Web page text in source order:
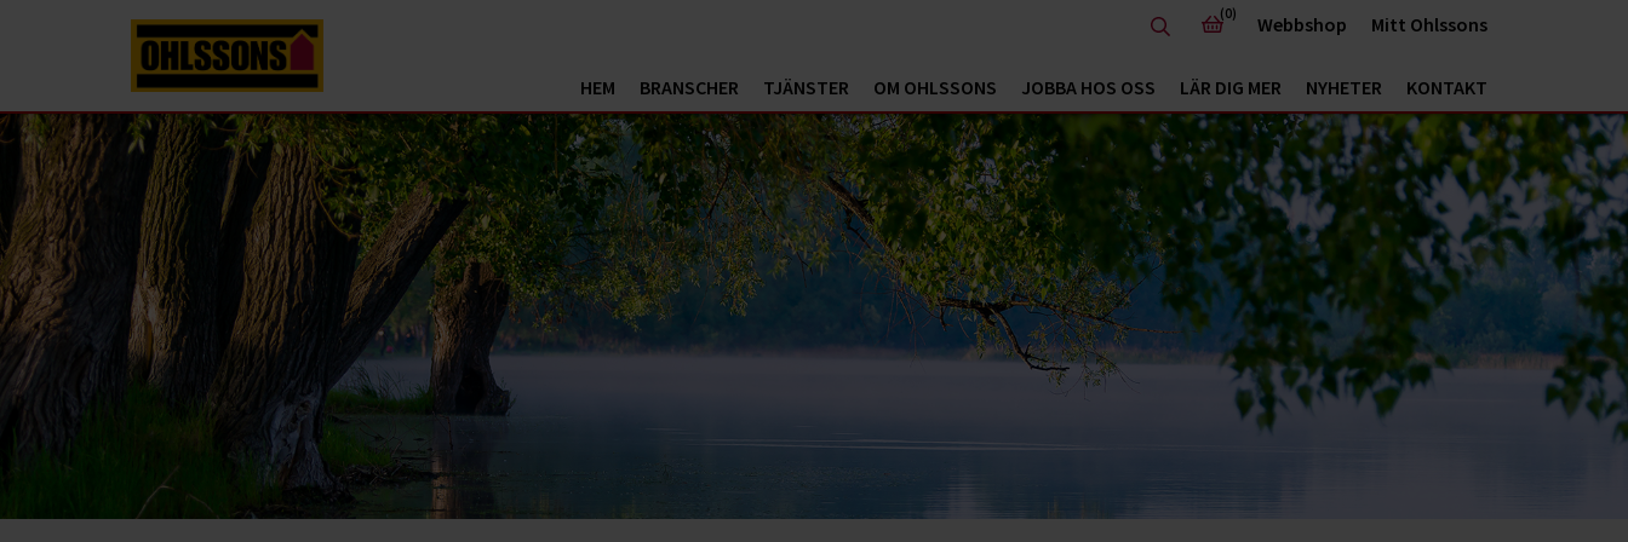
HEM BRANSCHER TJÄNSTER OM OHLSSONS JOBBA HOS OSS LÄR DIG MER NYHETER KONTAKT
(0) Webbshop Mitt Ohlssons